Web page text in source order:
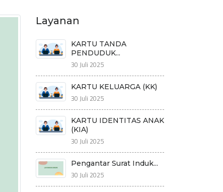
Layanan
KARTU TANDA
PENDUDUK...
30 Juli 2025
KARTU KELUARGA (KK)
30 Juli 2025
KARTU IDENTITAS ANAK
(KIA)
30 Juli 2025
Pengantar Surat Induk...
30 Juli 2025